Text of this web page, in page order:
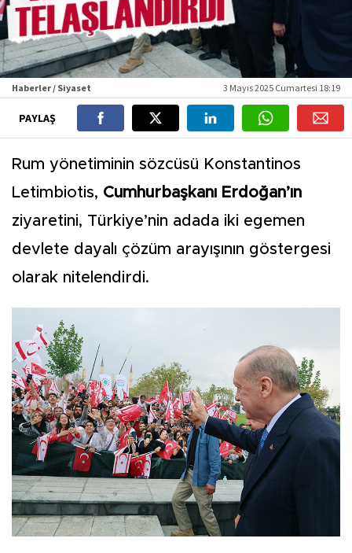
Haberler / Siyaset 3 Mayıs 2025 Cumartesi 18:19
PAYLAŞ
Rum yönetiminin sözcüsü Konstantinos
Letimbiotis, Cumhurbaşkanı Erdoğan’ın
ziyaretini, Türkiye’nin adada iki egemen
devlete dayalı çözüm arayışının göstergesi
olarak nitelendirdi.